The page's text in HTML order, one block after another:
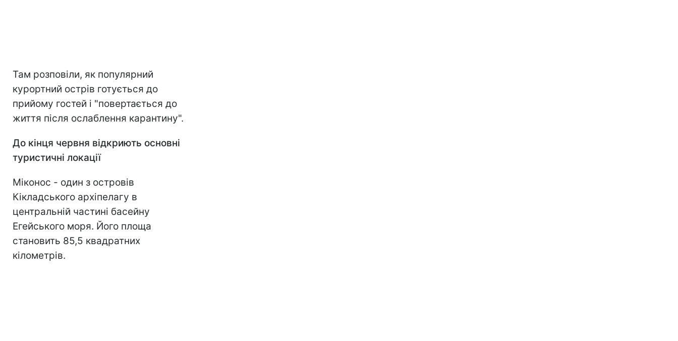
Там розповіли, як популярний
курортний острів готується до
прийому гостей і "повертається до
життя після ослаблення карантину".
До кінця червня відкриють основні
туристичні локації
Міконос - один з островів
Кікладського архіпелагу в
центральній частині басейну
Егейського моря. Його площа
становить 85,5 квадратних
кілометрів.